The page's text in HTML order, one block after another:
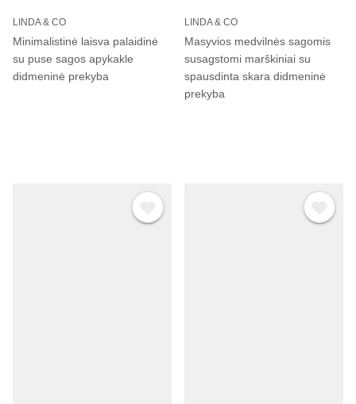
LINDA & CO
Minimalistinė laisva palaidinė
su puse sagos apykakle
didmeninė prekyba
LINDA & CO
Masyvios medvilnės sagomis
susagstomi marškiniai su
spausdinta skara didmeninė
prekyba